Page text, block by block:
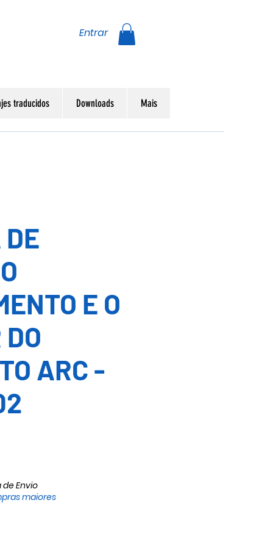
Entrar
traducidos Downloads Mais
E O
ARC -
de Envio
maiores